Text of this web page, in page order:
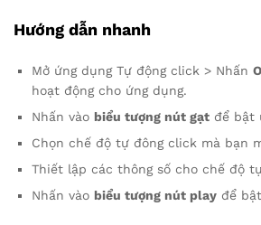
Hướng dẫn nhanh
Mở ứng dụng Tự động click > Nhấn
hoạt động cho ứng dụng.
Nhấn vào biểu tượng nút gạt để bật
Chọn chế độ tự đông click mà bạn
Thiết lập các thông số cho chế độ
Nhấn vào biểu tượng nút play để